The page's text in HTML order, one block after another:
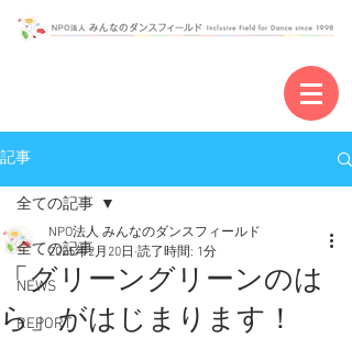
記事
全ての記事
NEWS
REPORT
全ての記事
「グリーングリーンのは
ら」がはじまります！
NPO法人 みんなのダンスフィールド
2025年2月20日 読了時間: 1分